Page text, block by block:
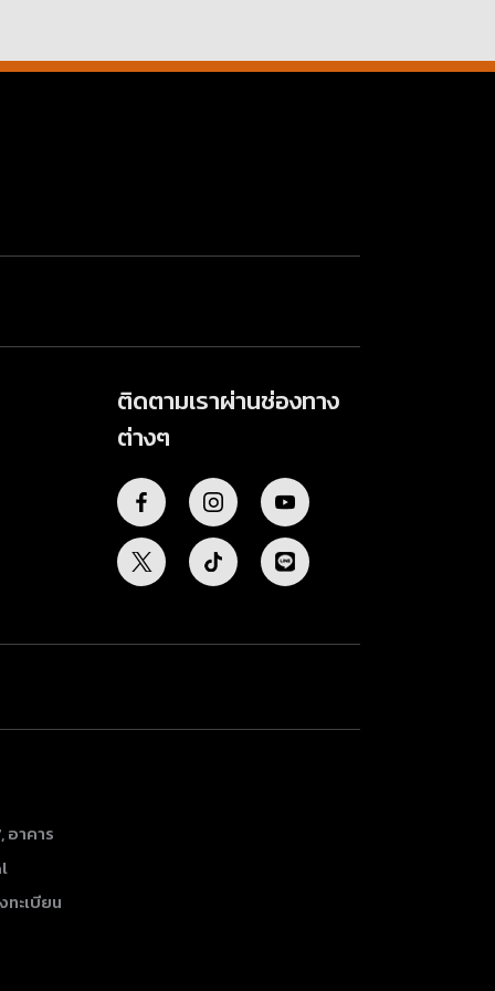
ติดตามเราผ่านช่องทาง
ต่างๆ
อาคาร
ะเบียน